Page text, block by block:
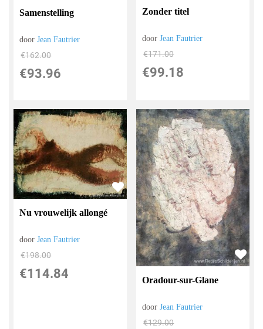
Samenstelling
doorJean Fautrier
€162.00
€93.96
Zonder titel
doorJean Fautrier
€171.00
€99.18
Nu vrouwelijk allongé
doorJean Fautrier
€198.00
€114.84 Oradour-sur-Glane
doorJean Fautrier
€129.00